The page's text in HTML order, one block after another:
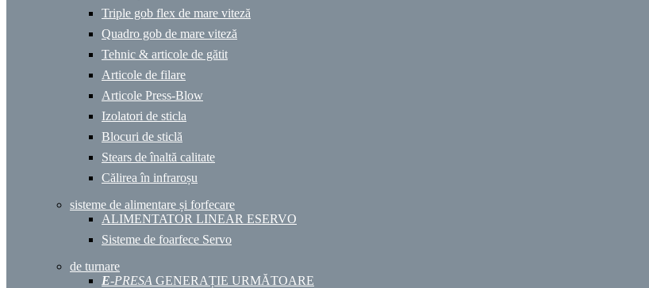
Triple gob flex de mare viteză
Quadro gob de mare viteză
Tehnic & articole de gătit
Articole de filare
Articole Press-Blow
Izolatori de sticla
Blocuri de sticlă
Stears de înaltă calitate
Călirea în infraroșu
sisteme de alimentare și forfecare
ALIMENTATOR LINEAR ESERVO
Sisteme de foarfece Servo
de turnare
E-PRESA GENERAȚIE URMĂTOARE